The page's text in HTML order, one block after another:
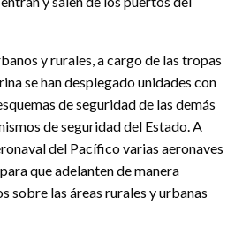
y rurales, a cargo de las tropas
se han desplegado unidades con
de seguridad de las demás
de seguridad del Estado. A
del Pacífico varias aeronaves
que adelanten de manera
sobre las áreas rurales y urbanas